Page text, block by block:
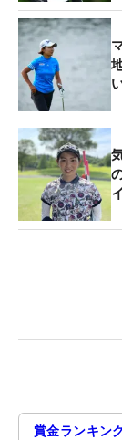
賞金ランキン